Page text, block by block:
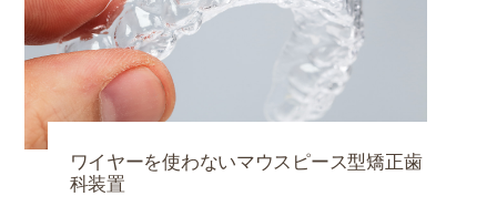
ワイヤーを使わないマウスピース型矯正歯
科装置